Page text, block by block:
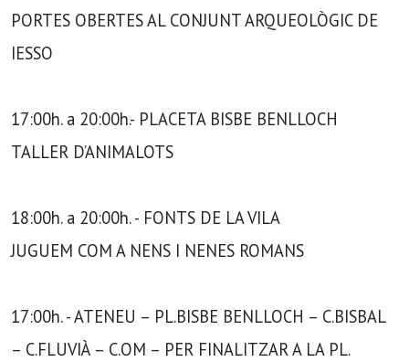
PORTES OBERTES AL CONJUNT ARQUEOLÒGIC DE
IESSO
17:00h. a 20:00h.- PLACETA BISBE BENLLOCH
TALLER D’ANIMALOTS
18:00h. a 20:00h. - FONTS DE LA VILA
JUGUEM COM A NENS I NENES ROMANS
17:00h. - ATENEU – PL.BISBE BENLLOCH – C.BISBAL
– C.FLUVIÀ – C.OM – PER FINALITZAR A LA PL.